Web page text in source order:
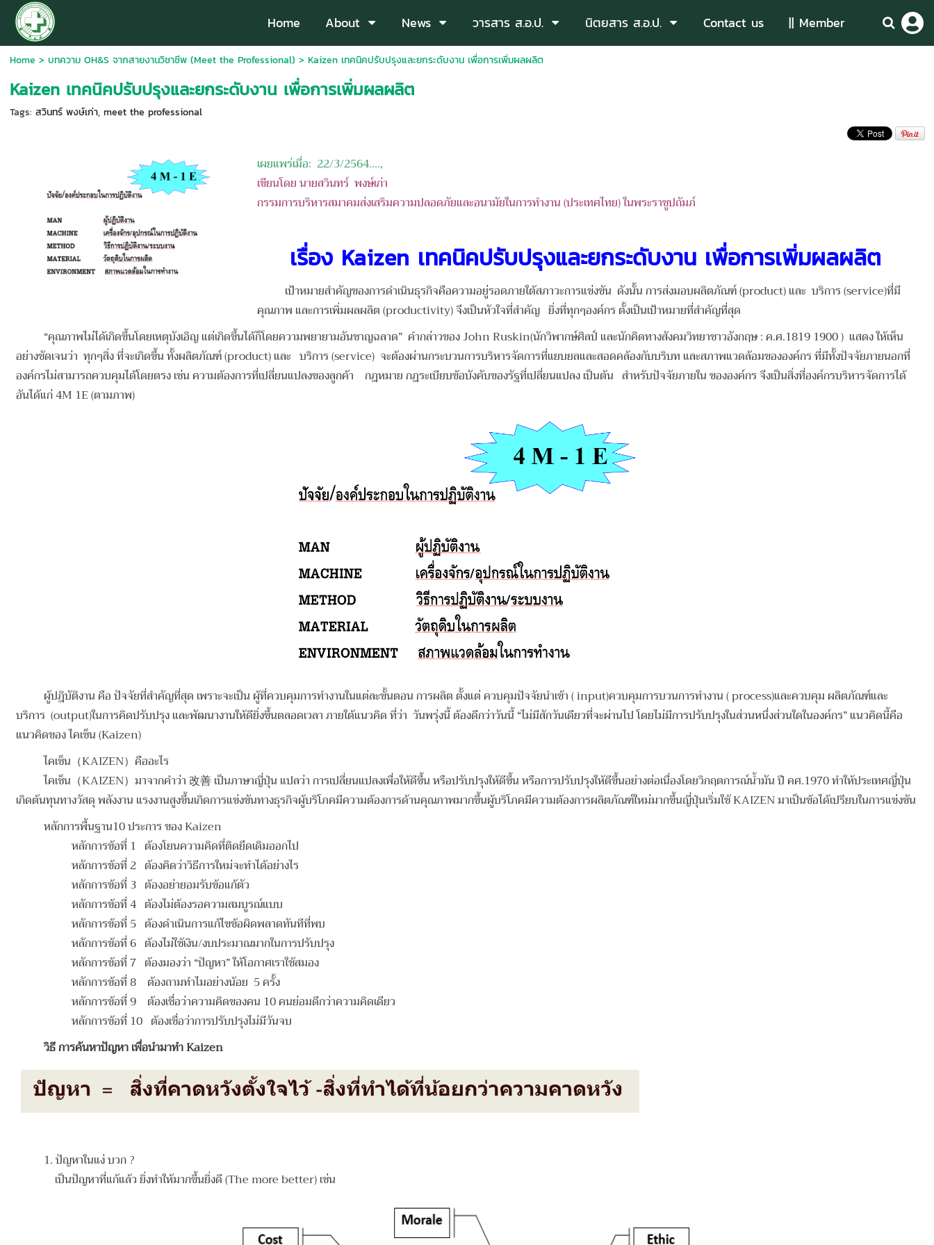
Home About News วารสาร ส.อ.ป. นิตยสาร ส.อ.ป. Contact us || Member
Home > บทความ OH&S จากสายงานวิชาชีพ (Meet the Professional) > Kaizen เทคนิคปรับปรุงและยกระดับงาน เพื่อการเพิ่มผลผลิต
Kaizen เทคนิคปรับปรุงและยกระดับงาน เพื่อการเพิ่มผลผลิต
Tags: สวินทร์ พงษ์เก่า, meet the professional
เผยแพร่เมื่อ: 22/3/2564....,
เขียนโดย นายสวินทร์ พงษ์เก่า
กรรมการบริหารสมาคมส่งเสริมความปลอดภัยและอนามัยในการทำงาน (ประเทศไทย) ในพระราชูปถัมภ์
เรื่อง Kaizen เทคนิคปรับปรุงและยกระดับงาน เพื่อการเพิ่มผลผลิต
เป้าหมายสำคัญของการดำเนินธุรกิจคือความอยู่รอดภายใต้สภาวะการแข่งขัน ดังนั้น การส่งมอบผลิตภัณฑ์ (product) และ บริการ (service)ที่มี
คุณภาพ และการเพิ่มผลผลิต (productivity) จึงเป็นหัวใจที่สำคัญ ยิ่งที่ทุกๆองค์กร ตั้งเป็นเป้าหมายที่สำคัญที่สุด
“คุณภาพไม่ได้เกิดขึ้นโดยเหตุบังเอิญ แต่เกิดขึ้นได้ก็โดยความพยายามอันชาญฉลาด” คำกล่าวของ John Ruskin(นักวิพากษ์ศิลป์ และนักคิดทางสังคมวิทยาชาวอังกฤษ : ค.ศ.1819 1900 ) แสดง ให้เห็น
อย่างชัดเจนว่า ทุกๆสิ่ง ที่จะเกิดขึ้น ทั้งผลิตภัณฑ์ (product) และ บริการ (service) จะต้องผ่านกระบวนการบริหารจัดการที่แยบยลและสอดคล้องกับบริบท และสภาพแวดล้อมขององค์กร ที่มีทั้งปัจจัยภายนอกที่
องค์กรไม่สามารถควบคุมได้โดยตรง เช่น ความต้องการที่เปลี่ยนแปลงของลูกค้า กฎหมาย กฎระเบียบข้อบังคับของรัฐที่เปลี่ยนแปลง เป็นต้น สำหรับปัจจัยภายใน ขององค์กร จึงเป็นสิ่งที่องค์กรบริหารจัดการได้
อันได้แก่ 4M 1E (ตามภาพ)
ผู้ปฎิบัติงาน คือ ปัจจัยที่สำคัญที่สุด เพราะจะเป็น ผู้ที่ควบคุมการทำงานในแต่ละขั้นตอน การผลิต ตั้งแต่ ควบคุมปัจจัยนำเข้า ( input)ควบคุมการบวนการทำงาน ( process)และควบคุม ผลิตภัณฑ์และ
บริการ (output)ในการคิดปรับปรุง และพัฒนางานให้ดียิ่งขึ้นตลอดเวลา ภายใต้แนวคิด ที่ว่า วันพรุ่งนี้ ต้องดีกว่าวันนี้ “ไม่มีสักวันเดียวที่จะผ่านไป โดยไม่มีการปรับปรุงในส่วนหนึ่งส่วนใดในองค์กร” แนวคิดนี้คือ
แนวคิดของ ไคเซ็น (Kaizen)
ไคเซ็น（KAIZEN）คืออะไร
ไคเซ็น（KAIZEN）มาจากคำว่า 改善 เป็นภาษาญี่ปุ่น แปลว่า การเปลี่ยนแปลงเพื่อให้ดีขึ้น หรือปรับปรุงให้ดีขึ้น หรือการปรับปรุงให้ดีขึ้นอย่างต่อเนื่องโดยวิกฤตการณ์น้ำมัน ปี คศ.1970 ทำให้ประเทศญี่ปุ่น
เกิดต้นทุนทางวัสดุ พลังงาน แรงงานสูงขึ้นเกิดการแข่งขันทางธุรกิจผู้บริโภคมีความต้องการด้านคุณภาพมากขึ้นผู้บริโภคมีความต้องการผลิตภัณฑ์ใหม่มากขึ้นญี่ปุ่นเริ่มใช้ KAIZEN มาเป็นข้อได้เปรียบในการแข่งขัน
หลักการพื้นฐาน10 ประการ ของ Kaizen
หลักการข้อที่ 1 ต้องโยนความคิดที่ติดยึดเดิมออกไป
หลักการข้อที่ 2 ต้องคิดว่าวิธีการใหม่จะทำได้อย่างไร
หลักการข้อที่ 3 ต้องอย่ายอมรับข้อแก้ตัว
หลักการข้อที่ 4 ต้องไม่ต้องรอความสมบูรณ์แบบ
หลักการข้อที่ 5 ต้องดำเนินการแก้ไขข้อผิดพลาดทันทีที่พบ
หลักการข้อที่ 6 ต้องไม่ใช้เงิน/งบประมาณมากในการปรับปรุง
หลักการข้อที่ 7 ต้องมองว่า “ปัญหา” ให้โอกาศเราใช้สมอง
หลักการข้อที่ 8 ต้องถามทำไมอย่างน้อย 5 ครั้ง
หลักการข้อที่ 9 ต้องเชื่อว่าความคิดของคน 10 คนย่อมดีกว่าความคิดเดียว
หลักการข้อที่ 10 ต้องเชื่อว่าการปรับปรุงไม่มีวันจบ
วิธี การค้นหาปัญหา เพื่อนำมาทำ Kaizen
1. ปัญหาในแง่ บวก ?
เป็นปัญหาที่แก้แล้ว ยิ่งทำให้มากขึ้นยิ่งดี (The more better) เช่น